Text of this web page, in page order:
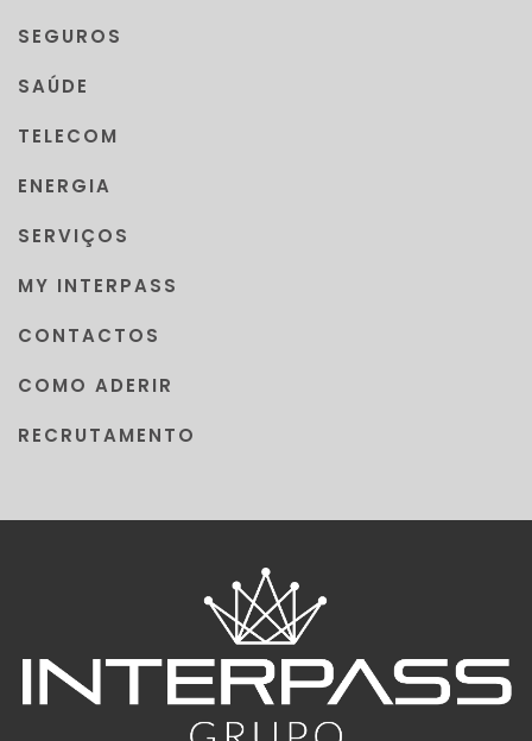
SEGUROS
SAÚDE
TELECOM
ENERGIA
SERVIÇOS
MY INTERPASS
CONTACTOS
COMO ADERIR
RECRUTAMENTO